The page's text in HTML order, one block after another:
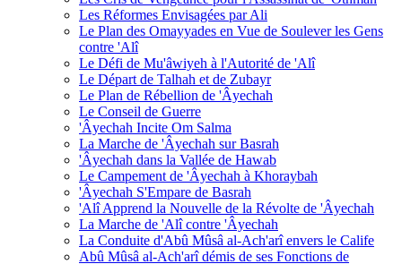
Les Réformes Envisagées par Ali
Le Plan des Omayyades en Vue de Soulever les Gens
contre 'Alî
Le Défi de Mu'âwiyeh à l'Autorité de 'Alî
Le Départ de Talhah et de Zubayr
Le Plan de Rébellion de 'Âyechah
Le Conseil de Guerre
'Âyechah Incite Om Salma
La Marche de 'Âyechah sur Basrah
'Âyechah dans la Vallée de Hawab
Le Campement de 'Âyechah à Khoraybah
'Âyechah S'Empare de Basrah
'Alî Apprend la Nouvelle de la Révolte de 'Âyechah
La Marche de 'Alî contre 'Âyechah
La Conduite d'Abû Mûsâ al-Ach'arî envers le Calife
Abû Mûsâ al-Ach'arî démis de ses Fonctions de